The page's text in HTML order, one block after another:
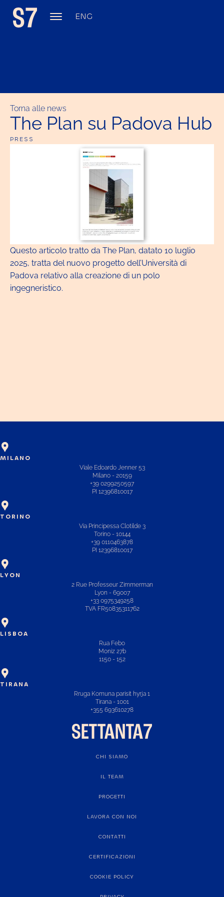
ENG
Torna alle news
The Plan su Padova Hub
PRESS
Questo articolo tratto da The Plan, datato 10 luglio
2025, tratta del nuovo progetto dell’Università di
Padova relativo alla creazione di un polo
ingegneristico.
MILANO
Viale Edoardo Jenner 53
Milano - 20159
+39 0299250597
PI 12396810017
TORINO
Via Principessa Clotilde 3
Torino - 10144
+39 0110463878
PI 12396810017
LYON
2 Rue Professeur Zimmerman
Lyon - 69007
+33 0975349258
TVA FR50835311762
LISBOA
Rua Febo
Moniz 27b
1150 - 152
TIRANA
Rruga Komuna parisit hyrja 1
Tirana - 1001
+355 693610278
CHI SIAMO
IL TEAM
PROGETTI
LAVORA CON NOI
CONTATTI
CERTIFICAZIONI
COOKIE POLICY